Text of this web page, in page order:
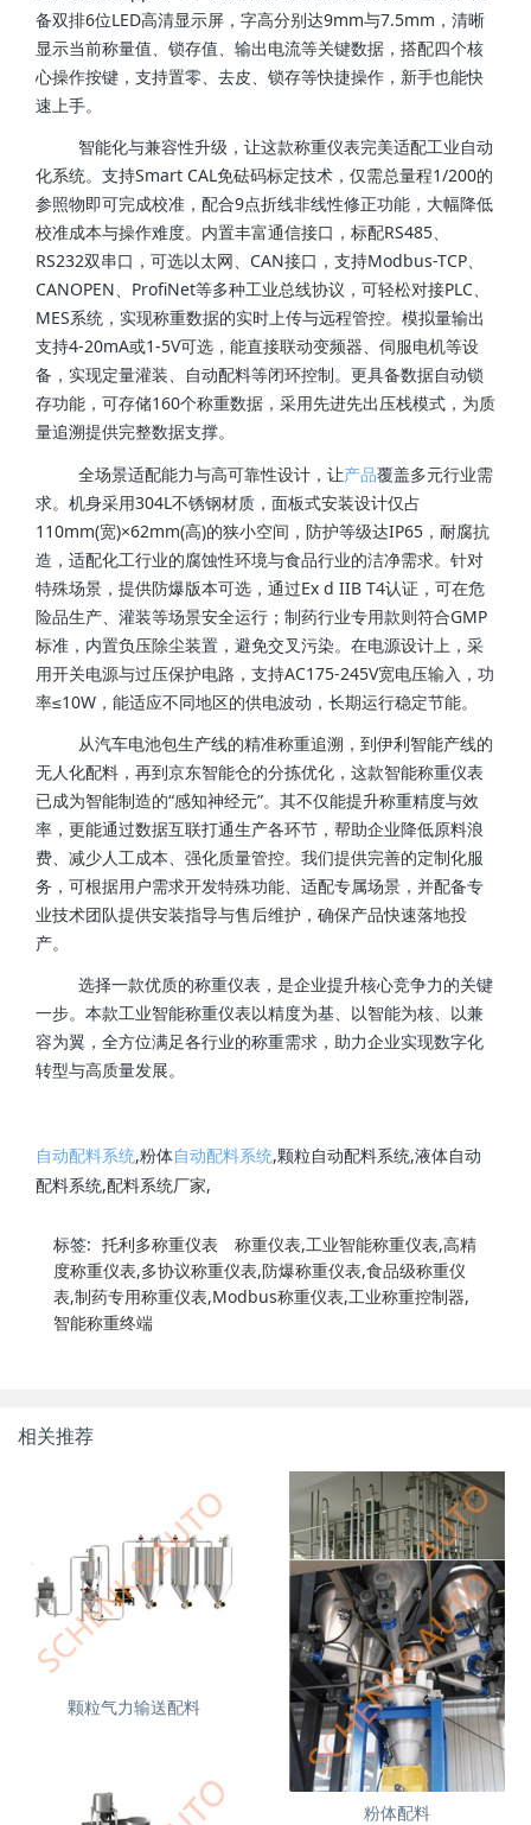
备双排6位LED高清显示屏，字高分别达9mm与7.5mm，清晰
显示当前称量值、锁存值、输出电流等关键数据，搭配四个核
心操作按键，支持置零、去皮、锁存等快捷操作，新手也能快
速上手。
智能化与兼容性升级，让这款称重仪表完美适配工业自动
化系统。支持Smart CAL免砝码标定技术，仅需总量程1/200的
参照物即可完成校准，配合9点折线非线性修正功能，大幅降低
校准成本与操作难度。内置丰富通信接口，标配RS485、
RS232双串口，可选以太网、CAN接口，支持Modbus-TCP、
CANOPEN、ProfiNet等多种工业总线协议，可轻松对接PLC、
MES系统，实现称重数据的实时上传与远程管控。模拟量输出
支持4-20mA或1-5V可选，能直接联动变频器、伺服电机等设
备，实现定量灌装、自动配料等闭环控制。更具备数据自动锁
存功能，可存储160个称重数据，采用先进先出压栈模式，为质
量追溯提供完整数据支撑。
全场景适配能力与高可靠性设计，让产品覆盖多元行业需
求。机身采用304L不锈钢材质，面板式安装设计仅占
110mm(宽)×62mm(高)的狭小空间，防护等级达IP65，耐腐抗
造，适配化工行业的腐蚀性环境与食品行业的洁净需求。针对
特殊场景，提供防爆版本可选，通过Ex d IIB T4认证，可在危
险品生产、灌装等场景安全运行；制药行业专用款则符合GMP
标准，内置负压除尘装置，避免交叉污染。在电源设计上，采
用开关电源与过压保护电路，支持AC175-245V宽电压输入，功
率≤10W，能适应不同地区的供电波动，长期运行稳定节能。
从汽车电池包生产线的精准称重追溯，到伊利智能产线的
无人化配料，再到京东智能仓的分拣优化，这款智能称重仪表
已成为智能制造的“感知神经元”。其不仅能提升称重精度与效
率，更能通过数据互联打通生产各环节，帮助企业降低原料浪
费、减少人工成本、强化质量管控。我们提供完善的定制化服
务，可根据用户需求开发特殊功能、适配专属场景，并配备专
业技术团队提供安装指导与售后维护，确保产品快速落地投
产。
选择一款优质的称重仪表，是企业提升核心竞争力的关键
一步。本款工业智能称重仪表以精度为基、以智能为核、以兼
容为翼，全方位满足各行业的称重需求，助力企业实现数字化
转型与高质量发展。
自动配料系统,粉体自动配料系统,颗粒自动配料系统,液体自动
配料系统,配料系统厂家,
标签: 托利多称重仪表
称重仪表,工业智能称重仪表,高精
度称重仪表,多协议称重仪表,防爆称重仪表,食品级称重仪
表,制药专用称重仪表,Modbus称重仪表,工业称重控制器,
智能称重终端
相关推荐
颗粒气力输送配料
防爆液体配料
粉体配料